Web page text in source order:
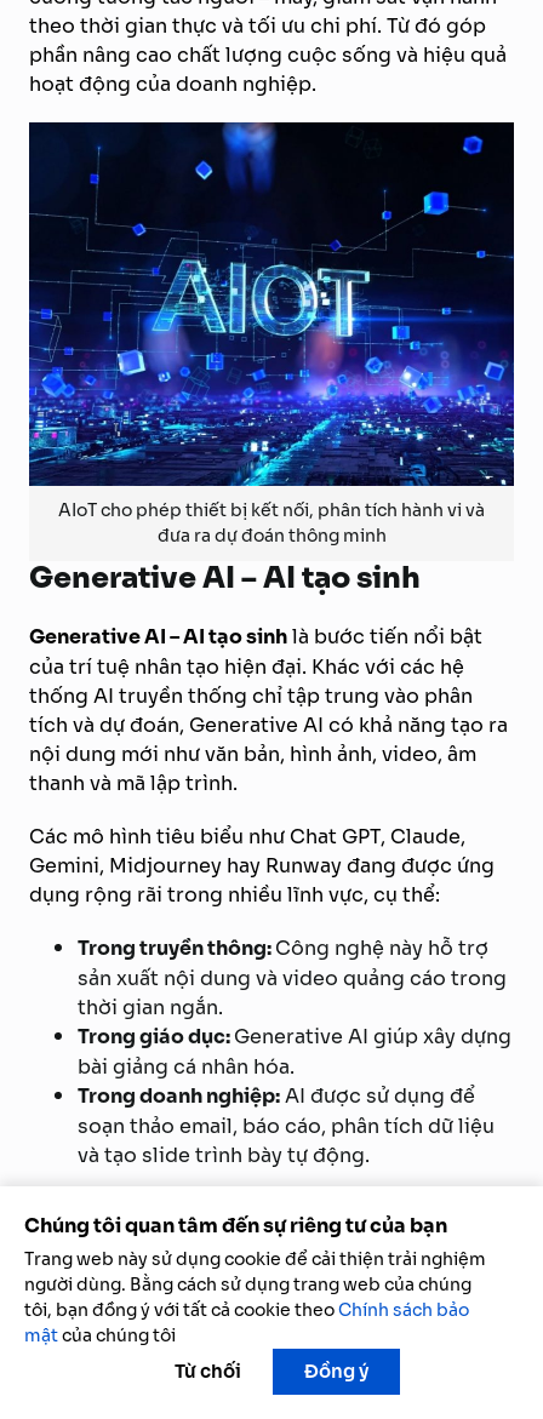
theo thời gian thực và tối ưu chi phí. Từ đó góp
phần nâng cao chất lượng cuộc sống và hiệu quả
hoạt động của doanh nghiệp.
AIoT cho phép thiết bị kết nối, phân tích hành vi và
đưa ra dự đoán thông minh
Generative AI – AI tạo sinh
Generative AI – AI tạo sinhlà bước tiến nổi bật
của trí tuệ nhân tạo hiện đại. Khác với các hệ
thống AI truyền thống chỉ tập trung vào phân
tích và dự đoán, Generative AI có khả năng tạo ra
nội dung mới như văn bản, hình ảnh, video, âm
thanh và mã lập trình.
Các mô hình tiêu biểu như Chat GPT, Claude,
Gemini, Midjourney hay Runway đang được ứng
dụng rộng rãi trong nhiều lĩnh vực, cụ thể:
Trong truyền thông:Công nghệ này hỗ trợ
sản xuất nội dung và video quảng cáo trong
thời gian ngắn.
Trong giáo dục:Generative AI giúp xây dựng
bài giảng cá nhân hóa.
Trong doanh nghiệp:AI được sử dụng để
soạn thảo email, báo cáo, phân tích dữ liệu
và tạo slide trình bày tự động.
tạo và vận hành, giúp con người làm việc nhanh
hơn, hiệu quả hơn và mở rộng đáng kể khả năng
đổi mới.
Chúng tôi quan tâm đến sự riêng tư của bạn
Trang web này sử dụng cookie để cải thiện trải nghiệm
người dùng. Bằng cách sử dụng trang web của chúng
tôi, bạn đồng ý với tất cả cookie theoChính sách bảo
mậtcủa chúng tôi
Từ chối Đồng ý